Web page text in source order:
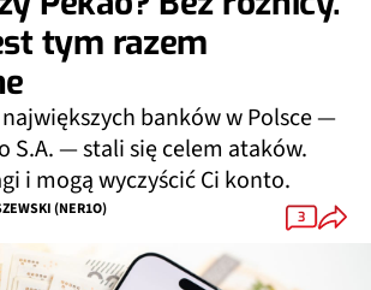
tym razem
banków w Polsce —
S.A. — stali się celem ataków.
i mogą wyczyścić Ci konto.
(NER1O)
3